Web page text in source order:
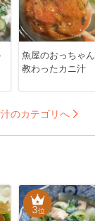
魚屋のおっちゃ
教わったカニ汁
のカテゴリへ
3位